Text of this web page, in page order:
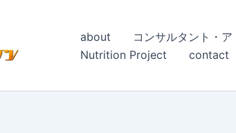
about コンサルタント・
Nutrition Project
contact